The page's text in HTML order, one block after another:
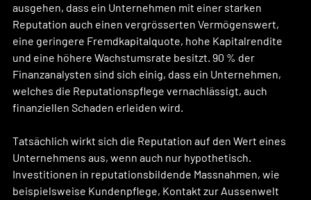
ausgehen, dass ein Unternehmen mit einer starken
Reputation auch einen vergrösserten Vermögenswert,
eine geringere Fremdkapitalquote, hohe Kapitalrendite
und eine höhere Wachstumsrate besitzt. 90 % der
Finanzanalysten sind sich einig, dass ein Unternehmen,
welches die Reputationspflege vernachlässigt, auch
finanziellen Schaden erleiden wird.
Tatsächlich wirkt sich die Reputation auf den Wert eines
Unternehmens aus, wenn auch nur hypothetisch.
Investitionen in reputationsbildende Massnahmen, wie
beispielsweise Kundenpflege, Kontakt zur Aussenwelt